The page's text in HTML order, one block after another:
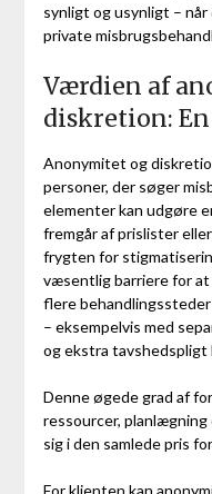
synligt og usynligt –
private
Værdien af
diskretion:
Anonymitet og
personer, der søger
elementer kan udgøre
fremgår af prislister
frygten for
væsentlig barriere for
flere
– eksempelvis med
og ekstra tavshedspligt
Denne øgede grad af
ressourcer, planlægning
sig i den samlede pris